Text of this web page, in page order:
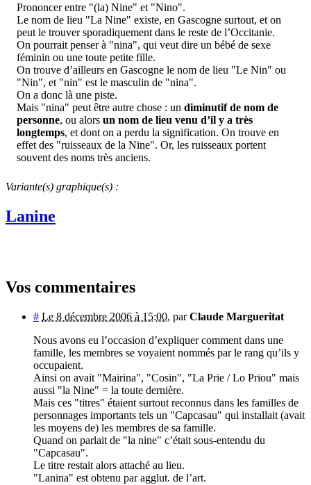
Prononcer entre "(la) Nine" et "Nino".
Le nom de lieu "La Nine" existe, en Gascogne surtout, et on
peut le trouver sporadiquement dans le reste de l’Occitanie.
On pourrait penser à "nina", qui veut dire un bébé de sexe
féminin ou une toute petite fille.
On trouve d’ailleurs en Gascogne le nom de lieu "Le Nin" ou
"Nin", et "nin" est le masculin de "nina".
On a donc là une piste.
Mais "nina" peut être autre chose : un diminutif de nom de
personne, ou alors un nom de lieu venu d’il y a très
longtemps, et dont on a perdu la signification. On trouve en
effet des "ruisseaux de la Nine". Or, les ruisseaux portent
souvent des noms très anciens.
Variante(s) graphique(s) :
Lanine
Vos commentaires
# Le 8 décembre 2006 à 15:00, parClaude Margueritat
Nous avons eu l’occasion d’expliquer comment dans une
famille, les membres se voyaient nommés par le rang qu’ils y
occupaient.
Ainsi on avait "Mairina", "Cosin", "La Prie / Lo Priou" mais
aussi "la Nine" = la toute dernière.
Mais ces "titres" étaient surtout reconnus dans les familles de
personnages importants tels un "Capcasau" qui installait (avait
les moyens de) les membres de sa famille.
Quand on parlait de "la nine" c’était sous-entendu du
"Capcasau".
Le titre restait alors attaché au lieu.
"Lanina" est obtenu par agglut. de l’art.